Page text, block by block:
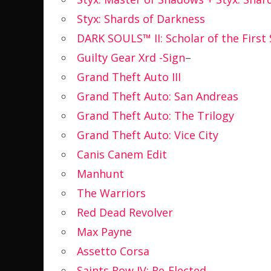
Styx: Shards of Darkness
DARK SOULS™ II: Scholar of the First
Guilty Gear Xrd -Sign–
Grand Theft Auto III
Grand Theft Auto: San Andreas
Grand Theft Auto: The Trilogy
Grand Theft Auto: Vice City
Canis Canem Edit
Manhunt
The Warriors
Red Dead Revolver
Max Payne
Assetto Corsa